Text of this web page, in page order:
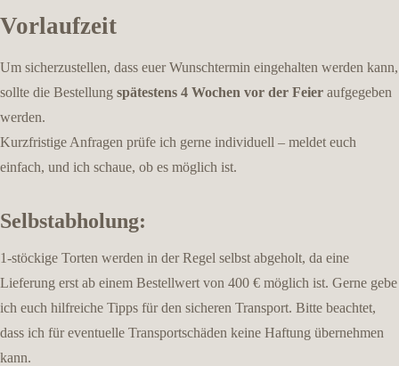
Vorlaufzeit
Um sicherzustellen, dass euer Wunschtermin eingehalten werden kann,
sollte die Bestellung spätestens 4 Wochen vor der Feier aufgegeben
werden.
Kurzfristige Anfragen prüfe ich gerne individuell – meldet euch
einfach, und ich schaue, ob es möglich ist.
Selbstabholung:
1-stöckige Torten werden in der Regel selbst abgeholt, da eine
Lieferung erst ab einem Bestellwert von 400 € möglich ist. Gerne gebe
ich euch hilfreiche Tipps für den sicheren Transport. Bitte beachtet,
dass ich für eventuelle Transportschäden keine Haftung übernehmen
kann.